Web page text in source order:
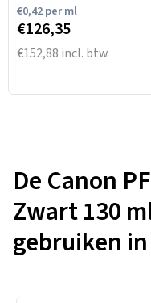
€0,42per ml
€126,35
€152,88 incl. btw
De Canon
Zwart 130
gebruiken